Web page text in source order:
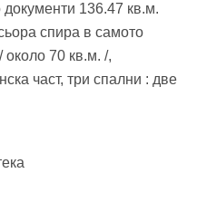
136.47 кв.м.
спира в самото
70 кв.м. /,
част, три спални : две